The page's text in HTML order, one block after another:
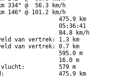
334° @  56.3 km/h
146° @ 101.2 km/h
475.9 km
05:36:41
84.8 km/h
van vertrek: 1.3 km
van vertrek: 0.7 km
595.0 m
16.0 m
vlucht:          579 m
475.9 km